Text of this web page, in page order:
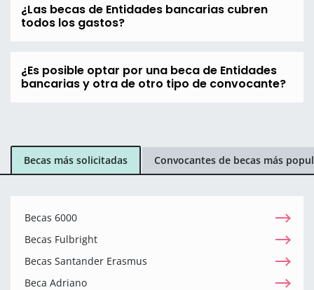
¿Las becas de Entidades bancarias cubren
todos los gastos?
¿Es posible optar por una beca de Entidades
bancarias y otra de otro tipo de convocante?
Becas más solicitadas Convocantes de becas más
Becas 6000
Becas Fulbright
Becas Santander Erasmus
Beca Adriano